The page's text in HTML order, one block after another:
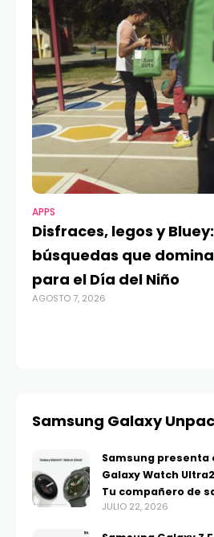
APPS
Disfraces, legos y
búsquedas que
para el Día del Niño
AGOSTO 7, 2026
Samsung Galaxy
Samsung
Galaxy Watch
Tu compañero de
JULIO 22, 2026